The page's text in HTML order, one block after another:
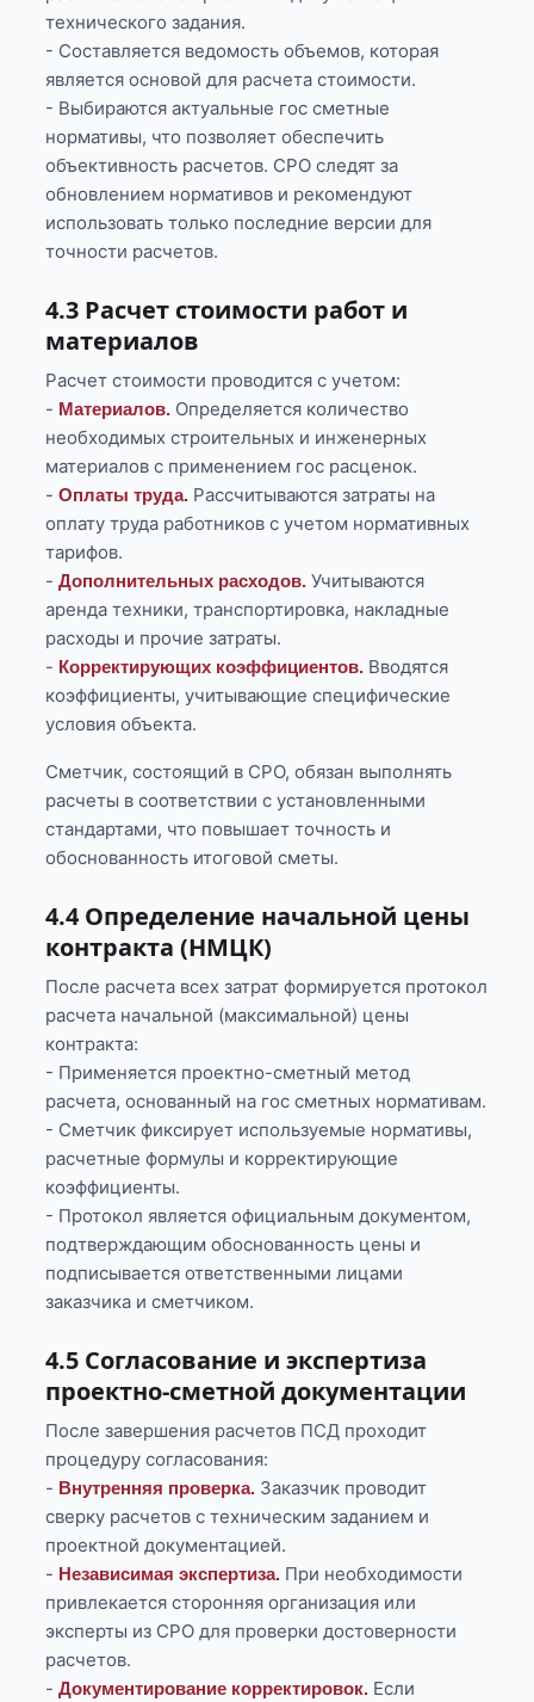
технического задания.
- Составляется ведомость объемов, которая
является основой для расчета стоимости.
- Выбираются актуальные гос сметные
нормативы, что позволяет обеспечить
объективность расчетов. СРО следят за
обновлением нормативов и рекомендуют
использовать только последние версии для
точности расчетов.
4.3 Расчет стоимости работ и
материалов
Расчет стоимости проводится с учетом:
- Материалов. Определяется количество
необходимых строительных и инженерных
материалов с применением гос расценок.
-Оплаты труда. Рассчитываются затраты на
оплату труда работников с учетом нормативных
тарифов.
-Дополнительных расходов. Учитываются
аренда техники, транспортировка, накладные
расходы и прочие затраты.
- Корректирующих коэффициентов. Вводятся
коэффициенты, учитывающие специфические
условия объекта.
Сметчик, состоящий в СРО, обязан выполнять
расчеты в соответствии с установленными
стандартами, что повышает точность и
обоснованность итоговой сметы.
4.4 Определение начальной цены
контракта (НМЦК)
После расчета всех затрат формируется протокол
расчета начальной (максимальной) цены
контракта:
- Применяется проектно-сметный метод
расчета, основанный на гос сметных нормативам.
- Сметчик фиксирует используемые нормативы,
расчетные формулы и корректирующие
коэффициенты.
- Протокол является официальным документом,
подтверждающим обоснованность цены и
подписывается ответственными лицами
заказчика и сметчиком.
4.5 Согласование и экспертиза
проектно-сметной документации
После завершения расчетов ПСД проходит
процедуру согласования:
- Внутренняя проверка. Заказчик проводит
сверку расчетов с техническим заданием и
проектной документацией.
- Независимая экспертиза. При необходимости
привлекается сторонняя организация или
эксперты из СРО для проверки достоверности
расчетов.
-Документирование корректировок. Если